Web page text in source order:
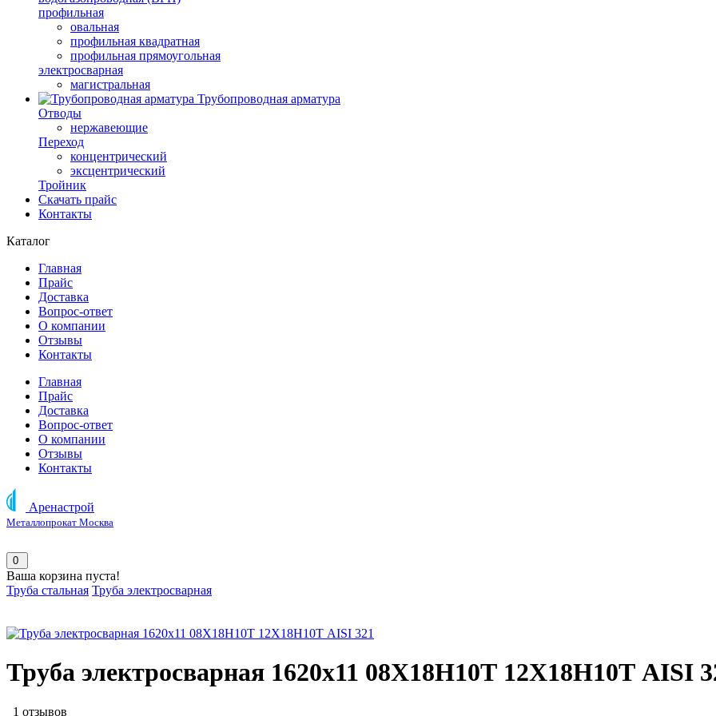
профильная
овальная
профильная квадратная
профильная прямоугольная
электросварная
магистральная
Трубопроводная арматура
Отводы
нержавеющие
Переход
концентрический
эксцентрический
Тройник
Скачать прайс
Контакты
Каталог
Главная
Прайс
Доставка
Вопрос-ответ
О компании
Отзывы
Контакты
Главная
Прайс
Доставка
Вопрос-ответ
О компании
Отзывы
Контакты
Аренастрой
Металлопрокат Москва
0
Ваша корзина пуста!
Труба стальная Труба электросварная
Труба электросварная 1620х11 08Х18Н10Т 12Х18Н10Т AISI
1 отзывов